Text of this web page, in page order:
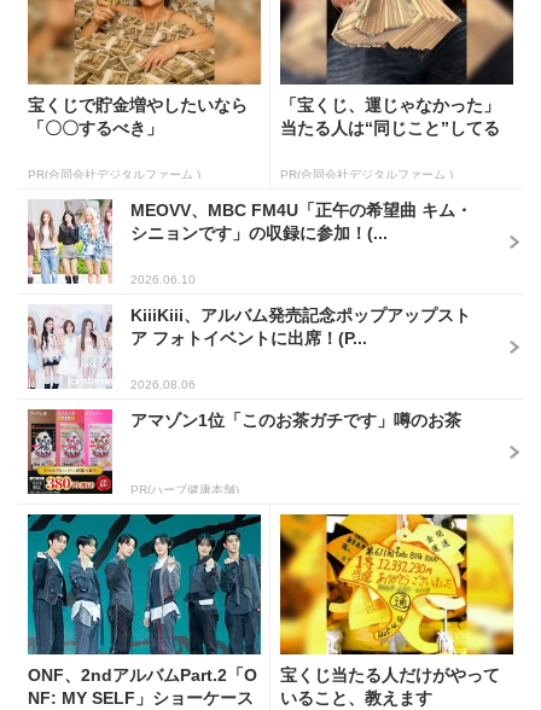
宝くじで貯金増やしたいなら
「〇〇するべき」
PR(合同会社デジタルファーム )
「宝くじ、運じゃなかった」
当たる人は“同じこと”してる
PR(合同会社デジタルファーム )
MEOVV、MBC FM4U「正午の希望曲 キム・
シニョンです」の収録に参加！(...
2026.06.10
KiiiKiii、アルバム発売記念ポップアップスト
ア フォトイベントに出席！(P...
2026.08.06
アマゾン1位「このお茶ガチです」噂のお茶
PR(ハーブ健康本舗)
ONF、2ndアルバムPart.2「O
NF: MY SELF」ショーケース
宝くじ当たる人だけがやって
いること、教えます